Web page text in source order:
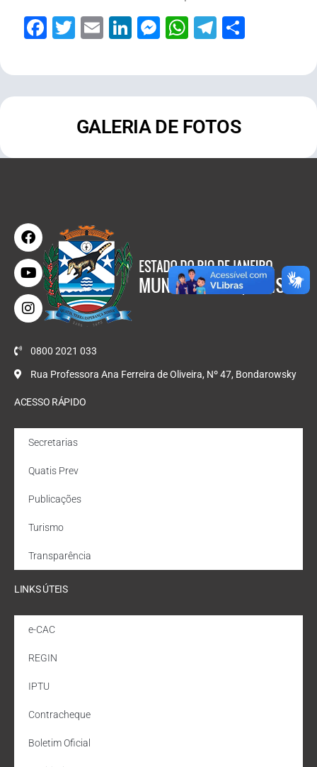
Facebook
Twitter
EmailLinkedIn
Messenger
WhatsApp
Telegram
GALERIA DE FOTOS
0800 2021 033
Rua Professora Ana Ferreira de Oliveira, Nº 47, Bondarowsky
ACESSO RÁPIDO
Secretarias
Quatis Prev
Publicações
Turismo
Transparência
LINKS ÚTEIS
e-CAC
REGIN
IPTU
Contracheque
Boletim Oficial